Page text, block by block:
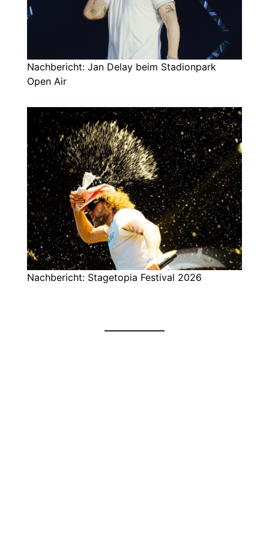
Nachbericht: Jan Delay beim Stadionpark
Open Air
Nachbericht: Stagetopia Festival 2026